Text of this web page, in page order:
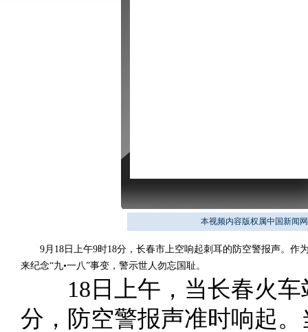
本视频内容版权属中国新闻
9月18日上午9时18分，长春市上空响起刺耳的防空警报声。作
来纪念“九•一八”事变，警示世人勿忘国耻。
18日上午，当长春火车
分，防空警报声准时响起